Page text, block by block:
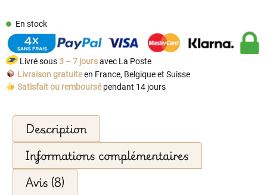
En stock
Livré sous3 – 7 joursavec La Poste
Livraison gratuiteen France, Belgique et Suisse
Satisfait ou remboursépendant 14 jours
Description
Informations complémentaires
Avis (8)